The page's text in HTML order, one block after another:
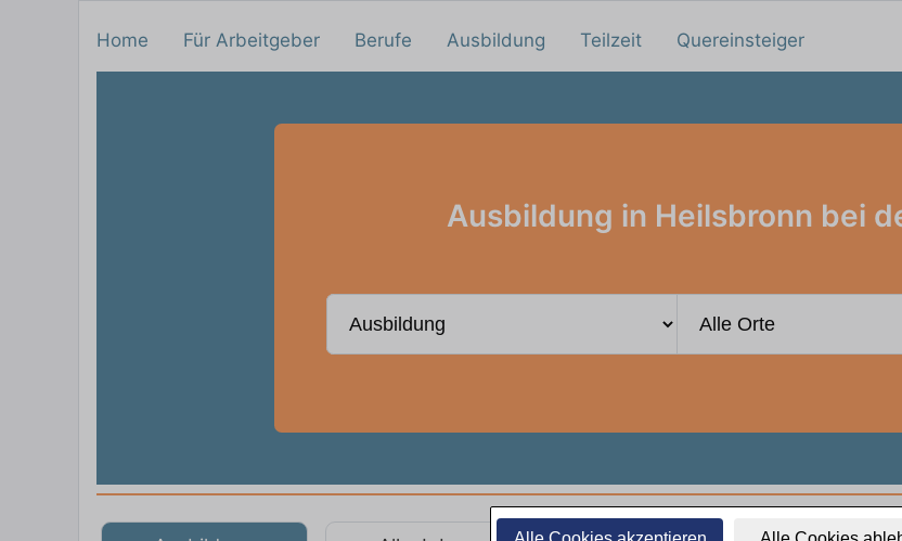
Home Für Arbeitgeber Berufe Ausbildung Teilzeit Quereinsteiger
Ausbildung in Heilsbronn bei